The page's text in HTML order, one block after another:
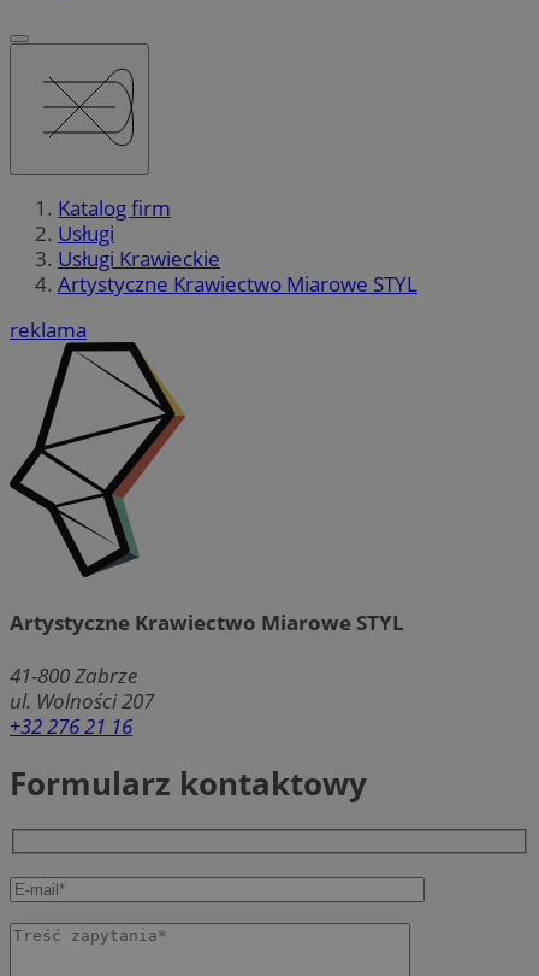
Katalog firm
Usługi
Usługi Krawieckie
Artystyczne Krawiectwo Miarowe STYL
reklama
Artystyczne Krawiectwo Miarowe STYL
41-800Zabrze
ul. Wolności 207
+32 276 21 16
Formularz kontaktowy